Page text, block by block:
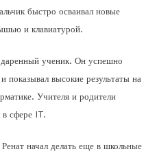
быстро осваивал новые
и клавиатурой.
ученик. Он успешно
показывал высокие результаты на
Учителя и родители
в сфере IT.
начал делать еще в школьные